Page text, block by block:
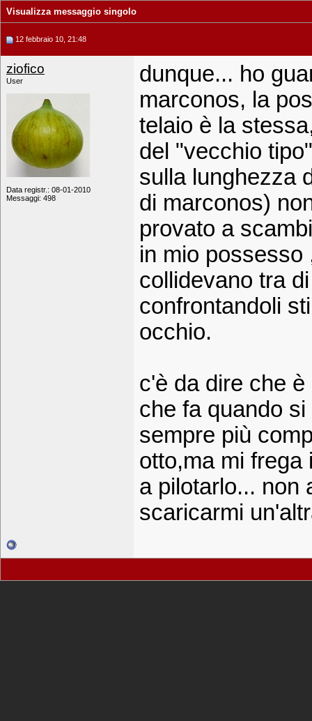
Visualizza messaggio singolo
12 febbraio 10, 21:48
ziofico
User
Data registr.: 08-01-2010
Messaggi: 498
dunque... ho
marconos, la
telaio è la
del "vecchio tipo"
sulla lunghezza
di marconos)
provato a
in mio possesso
collidevano tra
confrontandoli
occhio.
c'è da dire che
che fa quando
sempre più
otto,ma mi
a pilotarlo... non
scaricarmi